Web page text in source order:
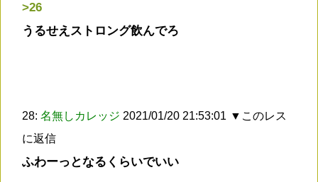
>26
うるせえストロング飲んでろ
28: 名無しカレッジ 2021/01/20 21:53:01 ▼このレス
に返信
ふわーっとなるくらいでいい